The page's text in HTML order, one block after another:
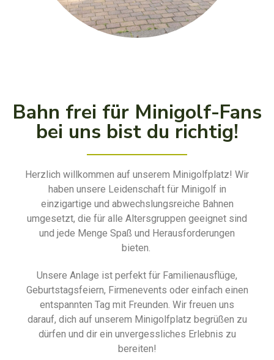
Bahn frei für Minigolf-Fans
bei uns bist du richtig!
Herzlich willkommen auf unserem Minigolfplatz! Wir
haben unsere Leidenschaft für Minigolf in
einzigartige und abwechslungsreiche Bahnen
umgesetzt, die für alle Altersgruppen geeignet sind
und jede Menge Spaß und Herausforderungen
bieten.
Unsere Anlage ist perfekt für Familienausflüge,
Geburtstagsfeiern, Firmenevents oder einfach einen
entspannten Tag mit Freunden. Wir freuen uns
darauf, dich auf unserem Minigolfplatz begrüßen zu
dürfen und dir ein unvergessliches Erlebnis zu
bereiten!